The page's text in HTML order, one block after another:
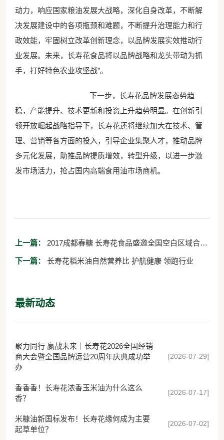
动力，响应国家粮油发展大战略，深化自身改革，不断解
决发展建设中的各项瓶颈和难题，不断提升治理能力和行
政效能，牢固树立改革创新理念，以品牌发展实效推动行
业发展。未来，长寿花食品将以品牌战略和龙头带动为抓
手，打好特色农业攻坚战”。
下一步，长寿花品牌发展态势趋
稳，产能提升、技术更新和投资上升趋势明显。在创新引
领开放崛起战略指导下，长寿花还将继续加大在技术、管
理、营销等各方面的投入，引导企业集聚人才，推动品牌
多元化发展，助推品牌提质增效，转型升级，以进一步激
发市场活力，抢占国内高端食用油市场商机。
上一篇：
伙伴共话发展大计
下一篇： 长寿花稻米油自然营养比 护航健康 领跑行业
最新动态
聚力同行 赢战未来｜长寿花2026全国经销
商大会暨全国品牌运营20周年庆典成功举
办
[2026-07-29]
香香香！长寿花浓香玉米油为什么这么
香？
[2026-07-17]
米糠油新国标发布！长寿花缘何成为主要
起草单位？
[2026-07-02]